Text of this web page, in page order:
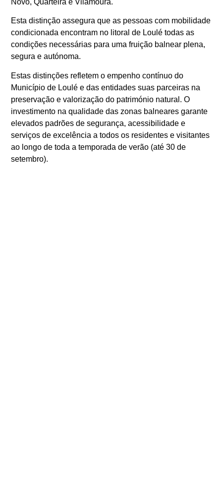
Novo, Quarteira e Vilamoura.
Esta distinção assegura que as pessoas com mobilidade
condicionada encontram no litoral de Loulé todas as
condições necessárias para uma fruição balnear plena,
segura e autónoma.
Estas distinções refletem o empenho contínuo do
Município de Loulé e das entidades suas parceiras na
preservação e valorização do património natural. O
investimento na qualidade das zonas balneares garante
elevados padrões de segurança, acessibilidade e
serviços de excelência a todos os residentes e visitantes
ao longo de toda a temporada de verão (até 30 de
setembro).